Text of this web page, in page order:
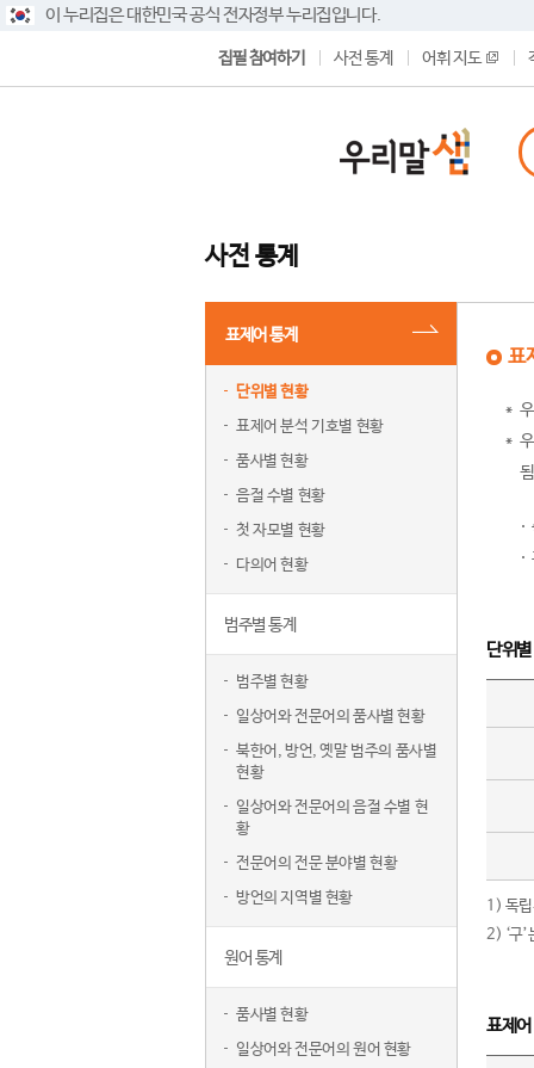
이 누리집은 대한민국 공식 전자정부 누리집입니다.
집필 참여하기 사전 통계 어휘 지도
사전 통계
표제어 통계
단위별 현황
표제어 분석 기호별 현황
품사별 현황
음절 수별 현황
첫 자모별 현황
다의어 현황
범주별 통계
범주별 현황
일상어와 전문어의 품사별 현황
북한어, 방언, 옛말 범주의 품사별
현황
일상어와 전문어의 음절 수별 현
황
전문어의 전문 분야별 현황
방언의 지역별 현황
원어 통계
품사별 현황
일상어와 전문어의 원어 현황
표
단위
1) 독립
2) ‘구
표제